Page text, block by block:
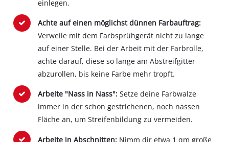
einlegen.
Achte auf einen möglichst dünnen Farbauftrag:
Verweile mit dem Farbsprühgerät nicht zu lange
auf einer Stelle. Bei der Arbeit mit der Farbrolle,
achte darauf, diese so lange am Abstreifgitter
abzurollen, bis keine Farbe mehr tropft.
Arbeite "Nass in Nass":Setze deine Farbwalze
immer in der schon gestrichenen, noch nassen
Fläche an, um Streifenbildung zu vermeiden.
Arbeite in Abschnitten: Nimm dir etwa 1 qm große